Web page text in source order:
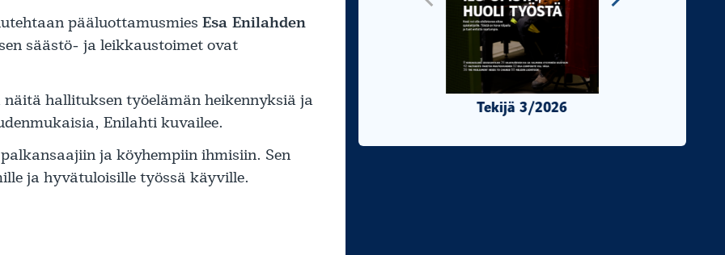
pääluottamusmies Esa Enilahden
säästö- ja leikkaustoimet ovat
hallituksen työelämän heikennyksiä ja
Enilahti kuvailee.
ja köyhempiin ihmisiin. Sen
ja hyvätuloisille työssä käyville.
Tekijä 3/2026